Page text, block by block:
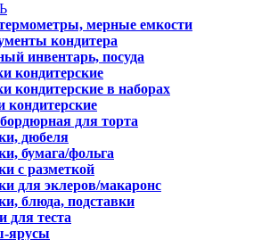
мерные емкости
кондитера
инвентарь, посуда
кондитерские
кондитерские в наборах
для торта
дюбеля
бумага/фольга
с разметкой
для эклеров/макаронс
блюда, подставки
для теста
ярусы